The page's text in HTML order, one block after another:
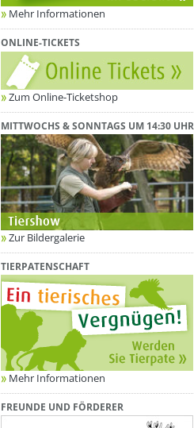
Mehr Informationen
ONLINE-TICKETS
Zum Online-Ticketshop
MITTWOCHS & SONNTAGS UM 14:30 UHR
Zur Bildergalerie
TIERPATENSCHAFT
Mehr Informationen
FREUNDE UND FÖRDERER